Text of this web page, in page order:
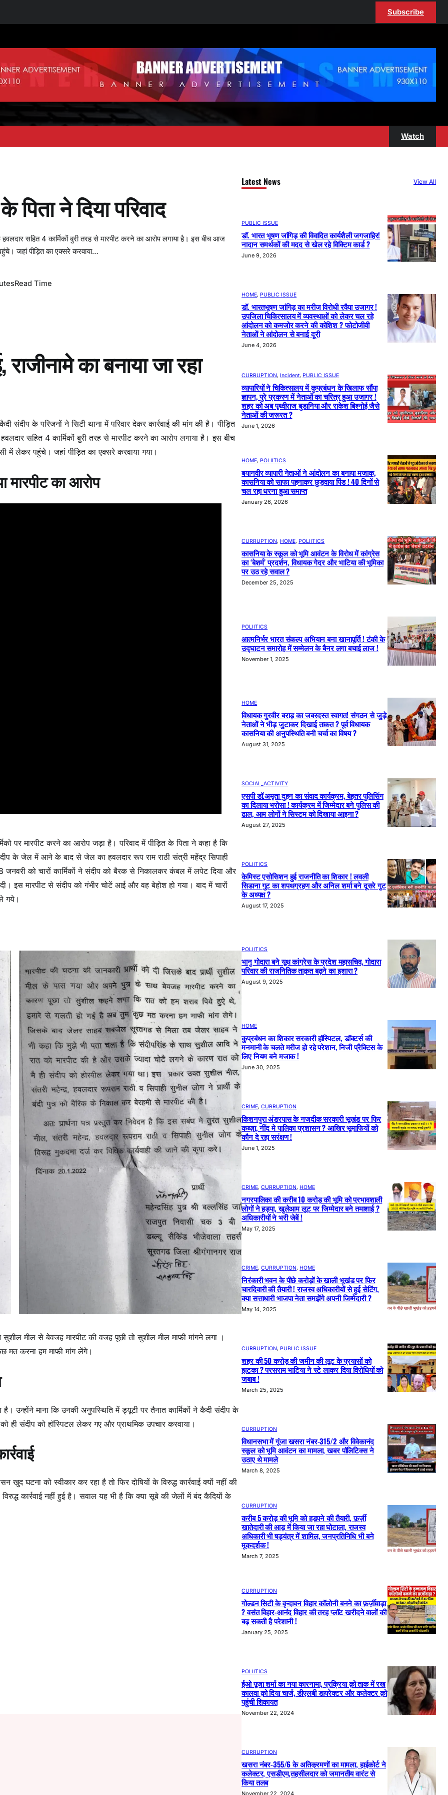
Subscribe
Watch
ने दिया परिवाद
सहित 4 कार्मिकों बुरी तरह से मारपीट करने का आरोप लगाया है। इस बीच आज
जहां पीड़ित का एक्सरे करवाया…
Read Time
राजीनामे का बनाया जा रहा
संदीप के परिजनों ने सिटी थाना में परिवार देकर कार्रवाई की मांग की है। पीड़ित
सहित 4 कार्मिकों बुरी तरह से मारपीट करने का आरोप लगाया है। इस बीच
में लेकर पहुंचे। जहां पीड़ित का एक्सरे करवाया गया।
मारपीट का आरोप
पर मारपीट करने का आरोप जड़ा है। परिवाद में पीड़ित के पिता ने कहा है कि
के जेल में आने के बाद से जेल का हवलदार रूप राम राठी संत्री महेंद्र सिपाही
को चारों कार्मिकों ने संदीप को बैरक से निकालकर कंबल में लपेट दिया और
इस मारपीट से संदीप को गंभीर चोटें आई और वह बेहोश हो गया। बाद में चारों
गये।
सुशील मील से बेवजह मारपीट की वजह पूछी तो सुशील मील माफी मांगने लगा ।
मत करना हम माफी मांग लेंगे।
उन्होंने माना कि उनकी अनुपस्थिति में ड्यूटी पर तैनात कार्मिकों ने कैदी संदीप के
ही संदीप को हॉस्पिटल लेकर गए और प्राथमिक उपचार करवाया।
घटना को स्वीकार कर रहा है तो फिर दोषियों के विरुद्ध कार्रवाई क्यों नहीं की
कार्रवाई नहीं हुई है। सवाल यह भी है कि क्या सूबे की जेलों में बंद कैदियों के
Latest News View All
PUBLIC ISSUE
डॉ. भारत भूषण जांगिड़ की विवादित कार्यशैली जगजाहिर!
नादान समर्थकों की मदद से खेल रहे विक्टिम कार्ड ?
June 9, 2026
HOME, PUBLIC ISSUE
डॉ. भारतभूषण जांगिड़ का मरीज विरोधी रवैया उजागर !
उपजिला चिकित्सालय में व्यवस्थाओं को लेकर चल रहे
आंदोलन को कमजोर करने की कोशिश ? फोटोजीवी
नेताओं ने आंदोलन से बनाई दूरी
June 4, 2026
CURRUPTION, Incident, PUBLIC ISSUE
व्यापारियों ने चिकित्सालय में कुप्रबंधन के खिलाफ सौंपा
ज्ञापन, पुरे प्रकरण में नेताओं का चरित्र हुआ उजागर !
शहर को अब पृथ्वीराज बुडानिया और राकेश बिश्नोई जैसे
नेताओं की जरूरत ?
June 1, 2026
HOME, POLIITICS
बयानवीर व्यापारी नेताओं ने आंदोलन का बनाया मजाक,
कासनिया को साफा पहनाकर छुड़वाया पिंड ! 40 दिनों से
चल रहा धरना हुआ समाप्त
January 26, 2026
CURRUPTION, HOME, POLIITICS
कासनिया के स्कूल को भूमि आवंटन के विरोध में कांग्रेस
का ‘बेशर्म’ प्रदर्शन, विधायक गेदर और भाटिया की भूमिका
पर उठ रहे सवाल ?
December 25, 2025
POLIITICS
आत्मनिर्भर भारत संकल्प अभियान बना खानापूर्ति ! टंकी के
उद्घाटन समारोह में सम्मेलन के बैनर लगा बचाई लाज !
November 1, 2025
HOME
विधायक गुरवीर बराड़ का जबरदस्त स्वागत! संगठन से जुड़े
नेताओं ने भीड़ जुटाकर दिखाई ताकत ? पूर्व विधायक
कासनिया की अनुपस्थिति बनी चर्चा का विषय ?
August 31, 2025
SOCIAL_ACTIVITY
एसपी डॉ.अमृता दुहन का संवाद कार्यक्रम, बेहतर पुलिसिंग
का दिलाया भरोसा ! कार्यक्रम में जिम्मेदार बने पुलिस की
ढाल, आम लोगों ने सिस्टम को दिखाया आइना ?
August 27, 2025
POLIITICS
केमिस्ट एसोसिशन हुई राजनीति का शिकार ! लवली
सिडाना गुट का शपथग्रहण और अनिल शर्मा बने दूसरे गुट
के अध्यक्ष ?
August 17, 2025
POLIITICS
भानु गोदारा बने यूथ कांग्रेस के प्रदेश महासचिव, गोदारा
परिवार की राजनितिक ताक़त बढ़ने का इशारा ?
August 9, 2025
HOME
कुप्रबंधन का शिकार सरकारी हॉस्पिटल, डॉक्टर्स की
मनमानी के चलते मरीज हो रहे परेशान, निजी प्रैक्टिस के
लिए नियम बने मजाक !
June 30, 2025
CRIME, CURRUPTION
किशनपुरा अंडरपास के नजदीक सरकारी भूखंड पर फिर
कब्ज़ा, नींद मे पालिका प्रशासन ? आखिर भूमाफियों को
कौन दे रहा सरंक्षण !
June 1, 2025
CRIME, CURRUPTION, HOME
नगरपालिका की करीब 10 करोड़ की भूमि को प्रभावशाली
लोगों ने हड़पा, खुलेआम लूट पर जिम्मेदार बने तमाशाई ?
अधिकारीयों ने भरी जेबें !
May 17, 2025
CRIME, CURRUPTION, HOME
निरंकारी भवन के पीछे करोड़ों के खाली भूखंड पर फिर
चारदिवारी की तैयारी ! राजस्व अधिकारीयों से हुई सेटिंग,
क्या सत्ताधारी भाजपा नेता समझेंगे अपनी जिम्मेदारी ?
May 14, 2025
CURRUPTION, PUBLIC ISSUE
शहर की 50 करोड़ की जमीन की लूट के प्रयासों को
झटका ? परसराम भाटिया ने स्टे लाकर दिया विरोधियों को
जबाब !
March 25, 2025
CURRUPTION
विधानसभा में गूंजा खसरा नंबर-315/2 और विवेकानंद
स्कूल को भूमि आवंटन का मामला, खबर पॉलिटिक्स ने
उठाए थे मामले
March 8, 2025
CURRUPTION
करीब 5 करोड़ की भूमि को हड़पने की तैयारी, फ़र्ज़ी
खातेदारी की आड़ में किया जा रहा घोटाला, राजस्व
अधिकारी भी षड्यंत्र में शामिल, जनप्रतिनिधि भी बने
मूकदर्शक !
March 7, 2025
CURRUPTION
गोल्डन सिटी के वृन्दावन विहार कॉलोनी बनने का फ़र्ज़ीवाड़ा
? वसंत विहार-आनंद विहार की तरह प्लॉट खरीदने वालों की
बढ़ सकती है परेशानी !
January 25, 2025
POLIITICS
ईओ पूजा शर्मा का नया कारनामा, प्रक्रिया क़ो ताक में रख
कालवा क़ो दिया चार्ज, डीएलबी डायरेक्टर और कलेक्टर क़ो
पहुंची शिकायत
November 22, 2024
CURRUPTION
खसरा नंबर-355/6 के अतिक्रमणों का मामला, हाईकोर्ट ने
कलेक्टर, एसडीएम,तहसीलदार को जमानतीय वारंट से
किया तलब
November 22, 2024